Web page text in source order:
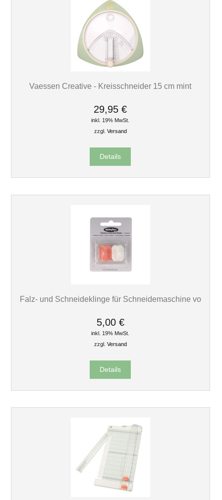
Vaessen Creative - Kreisschneider 15 cm mint
29,95 €
inkl. 19% MwSt.
zzgl. Versand
Details
Falz- und Schneideklinge für Schneidemaschine vo
5,00 €
inkl. 19% MwSt.
zzgl. Versand
Details